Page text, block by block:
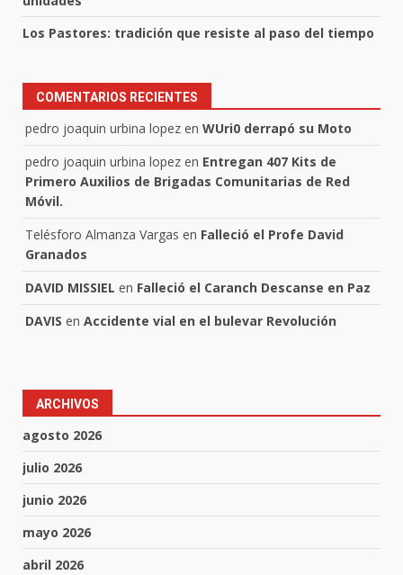
Los Pastores: tradición que resiste al paso del tiempo
COMENTARIOS RECIENTES
pedro joaquin urbina lopez en WUri0 derrapó su Moto
pedro joaquin urbina lopez en Entregan 407 Kits de
Primero Auxilios de Brigadas Comunitarias de Red
Móvil.
Telésforo Almanza Vargas en Falleció el Profe David
Granados
DAVID MISSIEL en Falleció el Caranch Descanse en Paz
DAVIS en Accidente vial en el bulevar Revolución
ARCHIVOS
agosto 2026
julio 2026
junio 2026
mayo 2026
abril 2026